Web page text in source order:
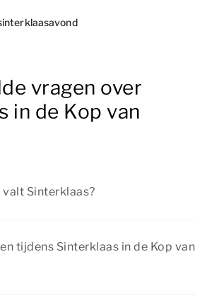
vragen over
in de Kop van
valt Sinterklaas?
tijdens Sinterklaas in de Kop van